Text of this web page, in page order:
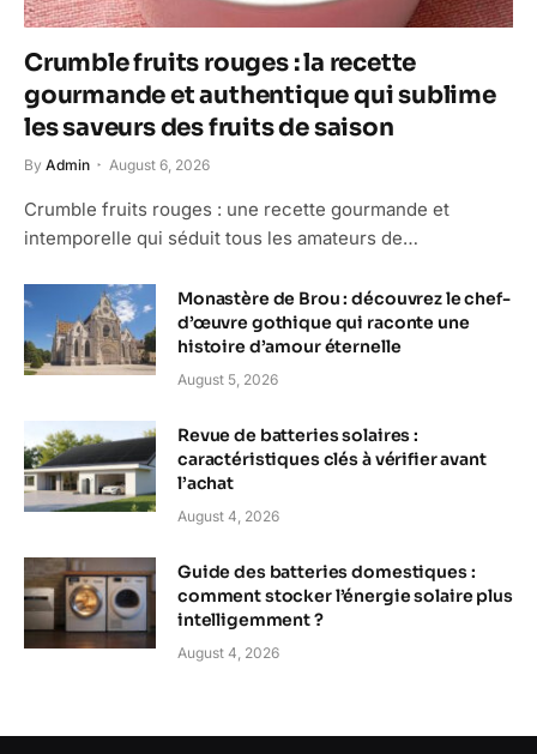
Crumble fruits rouges : la recette
gourmande et authentique qui sublime
les saveurs des fruits de saison
By Admin August 6, 2026
Crumble fruits rouges : une recette gourmande et
intemporelle qui séduit tous les amateurs de…
Monastère de Brou : découvrez le chef-
d’œuvre gothique qui raconte une
histoire d’amour éternelle
August 5, 2026
Revue de batteries solaires :
caractéristiques clés à vérifier avant
l’achat
August 4, 2026
Guide des batteries domestiques :
comment stocker l’énergie solaire plus
intelligemment ?
August 4, 2026